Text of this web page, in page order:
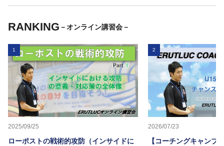
RANKING －オンライン講習会－
1
2025/09/25
ローポストの戦術的攻防（インサイドに
2
2026/07/23
【コーチングキャンプ